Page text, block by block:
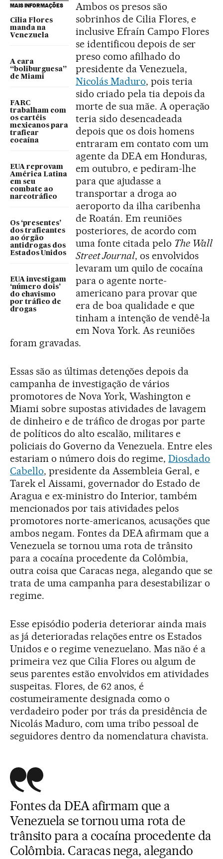
MAIS INFORMAÇÕES
Cilia Flores
manda na
Venezuela
A cara
“boliburguesa”
de Miami
FARC
trabalham com
os cartéis
mexicanos para
traficar
cocaína
EUA reprovam
América Latina
em seu
combate ao
narcotráfico
Os ‘presentes’
dos traficantes
ao órgão
antidrogas dos
Estados Unidos
EUA investigam
‘número dois’
do chavismo
por tráfico de
drogas
Ambos os presos são
sobrinhos de Cilia Flores, e
inclusive Efraín Campo Flores
se identificou depois de ser
preso como afilhado do
presidente da Venezuela,
Nicolás Maduro, pois teria
sido criado pela tia depois da
morte de sua mãe. A operação
teria sido desencadeada
depois que os dois homens
entraram em contato com um
agente da DEA em Honduras,
em outubro, e pediram-lhe
para que ajudasse a
transportar a droga ao
aeroporto da ilha caribenha
de Roatán. Em reuniões
posteriores, de acordo com
uma fonte citada pelo The Wall
Street Journal, os envolvidos
levaram um quilo de cocaína
para o agente norte-
americano para provar que
era de boa qualidade e que
tinham a intenção de vendê-la
em Nova York. As reuniões
foram gravadas.
Essas são as últimas detenções depois da
campanha de investigação de vários
promotores de Nova York, Washington e
Miami sobre supostas atividades de lavagem
de dinheiro e de tráfico de drogas por parte
de políticos do alto escalão, militares e
policiais do Governo da Venezuela. Entre eles
estariam o número dois do regime,Diosdado
Cabello, presidente da Assembleia Geral, e
Tarek el Aissami, governador do Estado de
Aragua e ex-ministro do Interior, também
mencionados por tais atividades pelos
promotores norte-americanos, acusações que
ambos negam. Fontes da DEA afirmam que a
Venezuela se tornou uma rota de trânsito
para a cocaína procedente da Colômbia,
outra coisa que Caracas nega, alegando que se
trata de uma campanha para desestabilizar o
regime.
Esse episódio poderia deteriorar ainda mais
as já deterioradas relações entre os Estados
Unidos e o regime venezuelano. Mas não é a
primeira vez que Cilia Flores ou algum de
seus parentes estão envolvidos em atividades
suspeitas. Flores, de 62 anos, é
costumeiramente designada como o
verdadeiro poder por trás da presidência de
Nicolás Maduro, com uma tribo pessoal de
seguidores dentro da nomenclatura chavista.
Fontes da DEA afirmam que a
Venezuela se tornou uma rota de
trânsito para a cocaína procedente da
Colômbia. Caracas nega, alegando